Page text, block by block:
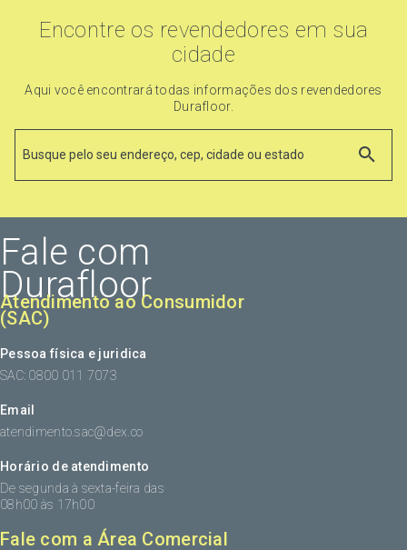
Encontre os revendedores em sua
cidade
Aqui você encontrará todas informações dos revendedores
Durafloor.
Fale com
Durafloor
Atendimento ao Consumidor
(SAC)
Pessoa física e juridica
SAC: 0800 011 7073
Email
atendimento.sac@dex.co
Horário de atendimento
De segunda à sexta-feira das
08h00 às 17h00
Fale com a Área Comercial